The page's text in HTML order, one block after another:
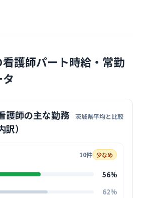
護師パート時給・常勤
護師の主な勤務
）
茨城県平均と比較
10件 少なめ
56%
62%